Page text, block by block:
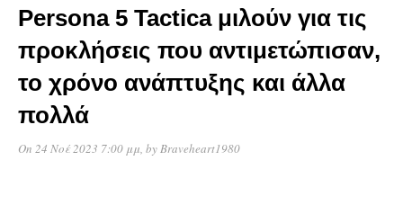
Persona 5 Tactica μιλούν για τις
προκλήσεις που αντιμετώπισαν,
το χρόνο ανάπτυξης και άλλα
πολλά
On 24 Νοέ 2023 7:00 μμ, byBraveheart1980